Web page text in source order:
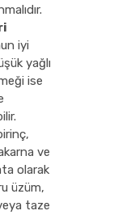
iyi
yağlı
ise
ve
olarak
üzüm,
taze